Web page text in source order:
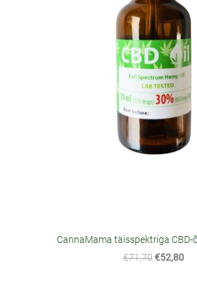
CannaMama täisspektriga CBD-
€71,70 €52,80